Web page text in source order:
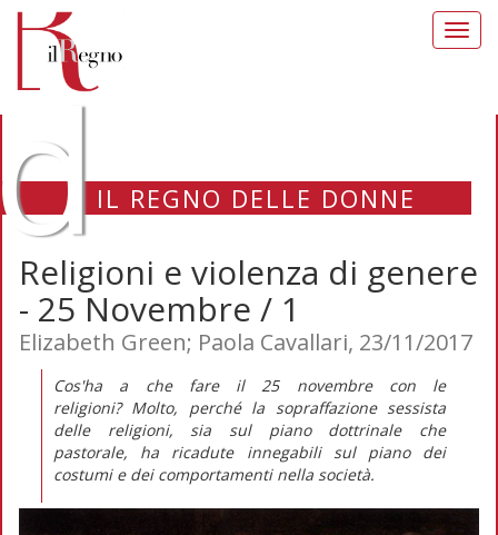
IL REGNO DELLE DONNE
Religioni e violenza di genere
- 25 Novembre / 1
Elizabeth Green; Paola Cavallari, 23/11/2017
Cos'ha a che fare il 25 novembre con le
religioni? Molto, perché la sopraffazione sessista
delle religioni, sia sul piano dottrinale che
pastorale, ha ricadute innegabili sul piano dei
costumi e dei comportamenti nella società.